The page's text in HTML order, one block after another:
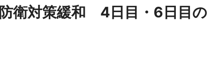
衛対策緩和 4日目・6日目の